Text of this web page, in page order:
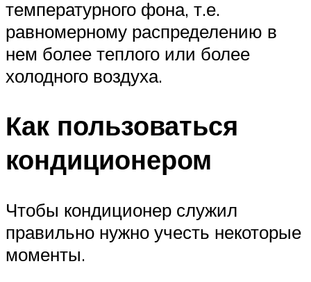
температурного фона, т.е.
равномерному распределению в
нем более теплого или более
холодного воздуха.
Как пользоваться
кондиционером
Чтобы кондиционер служил
правильно нужно учесть некоторые
моменты.